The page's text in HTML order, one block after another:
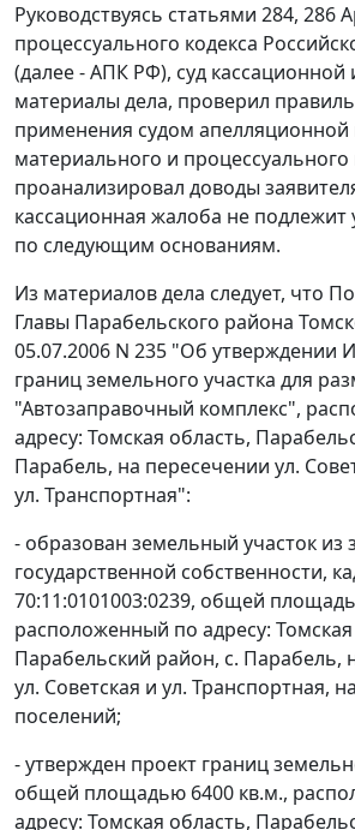
Руководствуясь статьями 284, 286
процессуального кодекса
(далее - АПК РФ), суд кассационной
материалы дела, проверил
применения судом
материального и процессуального
проанализировал доводы
кассационная жалоба не
по следующим основаниям.
Из материалов дела следует, что
Главы Парабельского района
05.07.2006 N 235 "Об утверждении
границ земельного участка для
"Автозаправочный комплекс",
адресу: Томская область,
Парабель, на пересечении ул.
ул. Транспортная":
- образован земельный участок из
государственной собственности,
70:11:0101003:0239, общей
расположенный по адресу:
Парабельский район, с. Парабель,
ул. Советская и ул. Транспортная,
поселений;
- утвержден проект границ
общей площадью 6400 кв.м.,
адресу: Томская область,